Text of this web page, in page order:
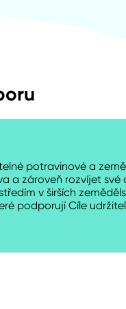
potravinové a
zároveň rozvíjet své
v širších
podporují Cíle